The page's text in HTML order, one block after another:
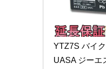
YTZ7S バイ
UASA ジーエ